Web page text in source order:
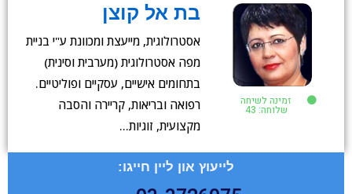
זמינה לשיחה
שלוחה: 43
בת אל קוצן
אסטרולוגית, מייעצת ומכוונת ע"י בניית
מפה אסטרולוגית (מערבית וסינית)
בתחומים אישיים, עסקיים ופוליטיים.
רפואה ובריאות, קריירה והסבה
מקצועית, זוגיות…
לייעוץ און ליין חייגו: